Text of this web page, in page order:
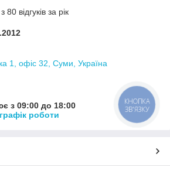
відгуків за рік
1, офіс 32, Суми, Україна
з 09:00 до 18:00
роботи
КНОПКА
ЗВ'ЯЗКУ